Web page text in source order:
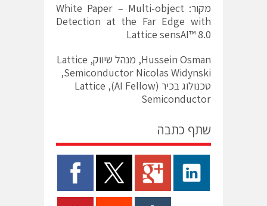
מקור: White Paper – Multi-object
Detection at the Far Edge with
Lattice sensAI™ 8.0
Hussein Osman, מנהל שיווק, Lattice
Semiconductor Nicolas Widynski,
טכנולוג בכיר (AI Fellow), Lattice
Semiconductor
שתף כתבה